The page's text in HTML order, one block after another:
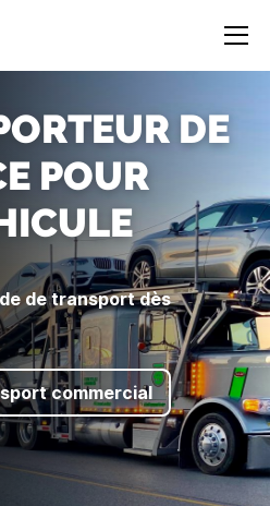
DE
POUR
de transport dès
commercial